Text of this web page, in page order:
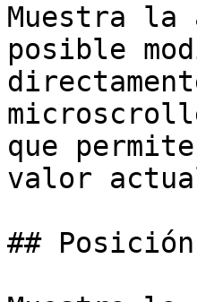
Muestra
posible
que
valor
##